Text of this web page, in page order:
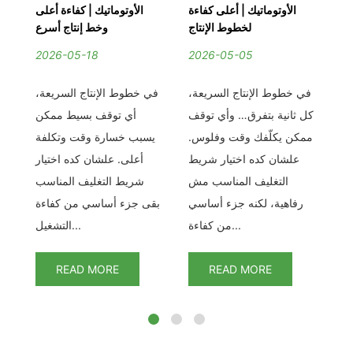
الأوتوماتيك | كفاءة أعلى
وخط إنتاج أسرع
2026-05-18
في خطوط الإنتاج السريعة،
أي توقف بسيط ممكن
يسبب خسارة وقت وتكلفة
أعلى. علشان كده اختيار
شريط التغليف المناسب
بقى جزء أساسي من كفاءة
التشغيل...
READ MORE
الأوتوماتيك | أعلى كفاءة
لخطوط الإنتاج
2026-05-05
في خطوط الإنتاج السريعة،
كل ثانية بتفرق… وأي توقف
ممكن يكلّفك وقت وفلوس.
علشان كده اختيار شريط
التغليف المناسب مش
رفاهية، لكنه جزء أساسي
من كفاءة...
READ MORE